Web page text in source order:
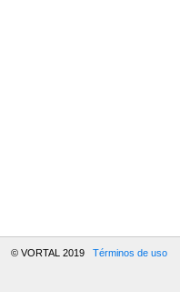
© VORTAL 2019 Términos de uso